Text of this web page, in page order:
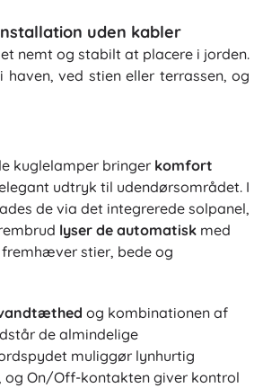
uden kabler
nemt og stabilt at placere i jorden.
ved stien eller terrassen, og
kuglelamper bringer komfort
udtryk til udendørsområdet. I
de via det integrerede solpanel,
lyser de automatisk med
stier, bede og
og kombinationen af
de almindelige
muliggør lynhurtig
og On/Off-kontakten giver kontrol